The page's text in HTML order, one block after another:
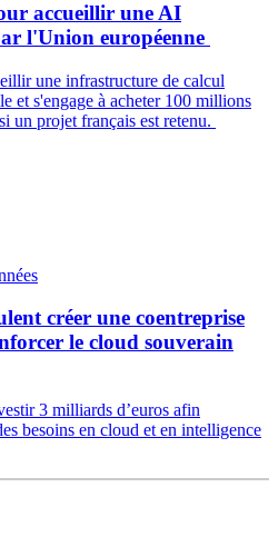
accueillir une AI
l'Union européenne
une infrastructure de calcul
et s'engage à acheter 100 millions
un projet français est retenu.
créer une coentreprise
le cloud souverain
3 milliards d’euros afin
besoins en cloud et en intelligence